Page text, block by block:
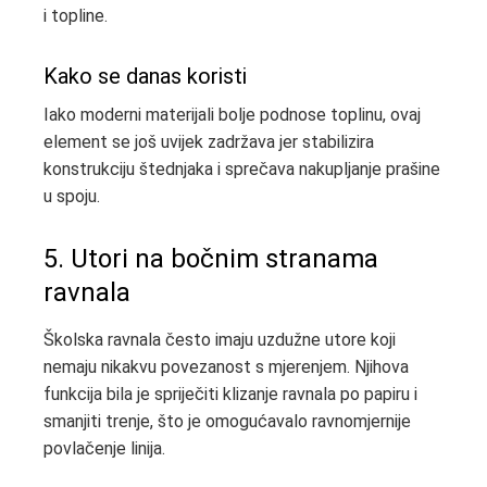
i topline.
Kako se danas koristi
Iako moderni materijali bolje podnose toplinu, ovaj
element se još uvijek zadržava jer stabilizira
konstrukciju štednjaka i sprečava nakupljanje prašine
u spoju.
5. Utori na bočnim stranama
ravnala
Školska ravnala često imaju uzdužne utore koji
nemaju nikakvu povezanost s mjerenjem. Njihova
funkcija bila je spriječiti klizanje ravnala po papiru i
smanjiti trenje, što je omogućavalo ravnomjernije
povlačenje linija.